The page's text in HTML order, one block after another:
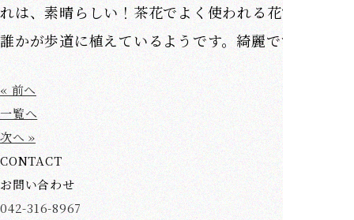
れは、素晴らしい！茶花でよく使われる花ですが、
誰かが歩道に植えているようです。綺麗です。
« 前へ
一覧へ
次へ »
CONTACT
お問い合わせ
042-316-8967